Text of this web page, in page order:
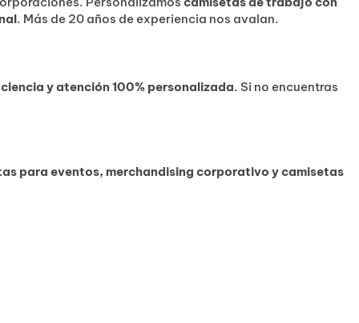
. Más de 20 años de experiencia nos avalan.
y atención 100% personalizada. Si no encuentras
para eventos, merchandising corporativo y camisetas